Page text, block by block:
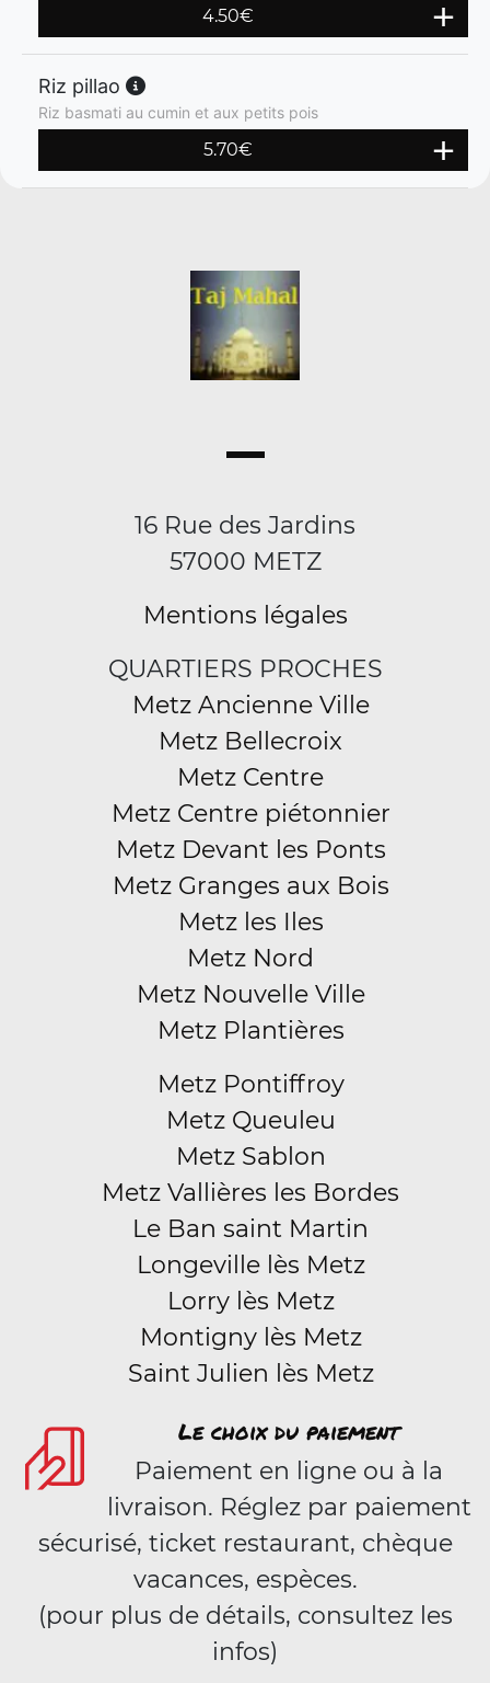
4.50€
Riz pillao
Riz basmati au cumin et aux petits pois
5.70€
16 Rue des Jardins
57000 METZ
Mentions légales
QUARTIERS PROCHES
Metz Ancienne Ville
Metz Bellecroix
Metz Centre
Metz Centre piétonnier
Metz Devant les Ponts
Metz Granges aux Bois
Metz les Iles
Metz Nord
Metz Nouvelle Ville
Metz Plantières
Metz Pontiffroy
Metz Queuleu
Metz Sablon
Metz Vallières les Bordes
Le Ban saint Martin
Longeville lès Metz
Lorry lès Metz
Montigny lès Metz
Saint Julien lès Metz
Le choix du paiement
Paiement en ligne ou à la
livraison. Réglez par paiement
sécurisé, ticket restaurant, chèque
vacances, espèces.
(pour plus de détails, consultez les
infos)